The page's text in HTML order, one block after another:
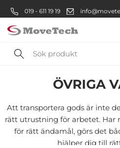
019 - 611 19 19
Sök
produktLager Vagnar
ÖVRIGA
Att transportera gods är inte
rätt utrustning för arbetet. Har
för rätt ändamål, görs det
hjälper dig till
Välkommen!